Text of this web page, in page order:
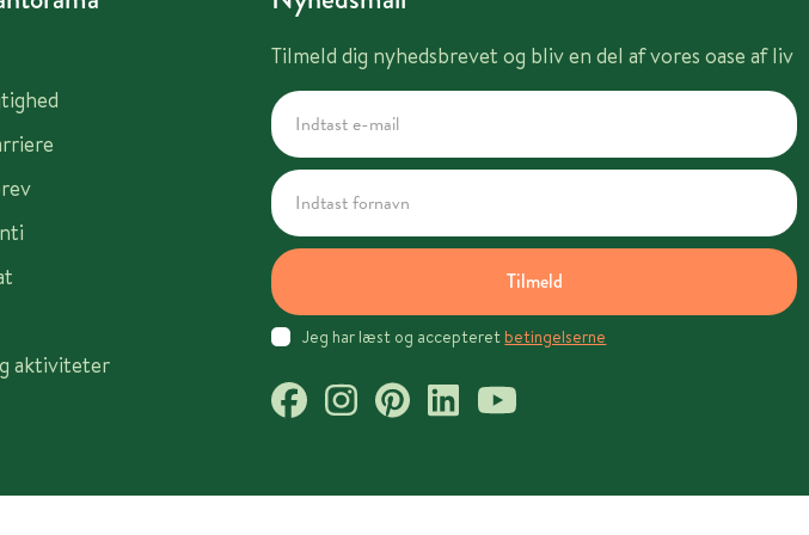
aktiviteter
Tilmeld dig nyhedsbrevet og bliv en del af vores oase af liv
Tilmeld
Jeg har læst og accepteret betingelserne